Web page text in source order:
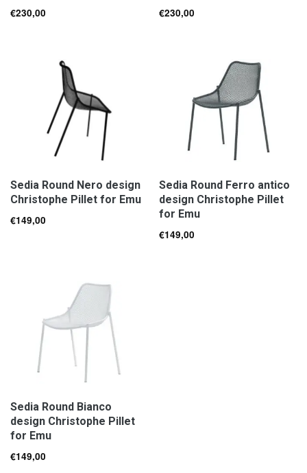
€230,00
€230,00
Sedia Round Nero design
Christophe Pillet for Emu
€149,00
Sedia Round Ferro antico
design Christophe Pillet
for Emu
€149,00
Sedia Round Bianco
design Christophe Pillet
for Emu
€149,00